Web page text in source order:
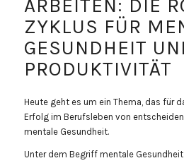
ARBEITEN: DIE
ZYKLUS FÜR
GESUNDHEIT
PRODUKTIVITÄT
Heute geht es um ein Thema, das für
Erfolg im Berufsleben von
mentale Gesundheit.
Unter dem Begriff mentale